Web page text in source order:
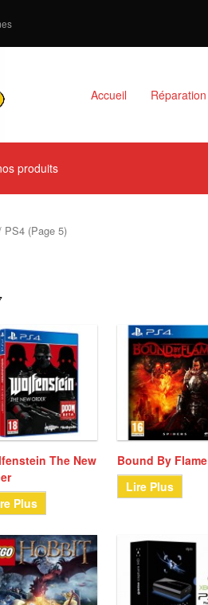
Accueil Réparation
produits
PS4 (Page 5)
The New
Plus
Bound By Flame
Lire Plus